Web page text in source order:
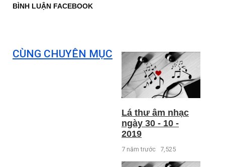
BÌNH LUẬN FACEBOOK
CÙNG CHUYÊN MỤC
Lá thư âm nhạc
ngày 30 - 10 -
2019
7 năm trước 7,525